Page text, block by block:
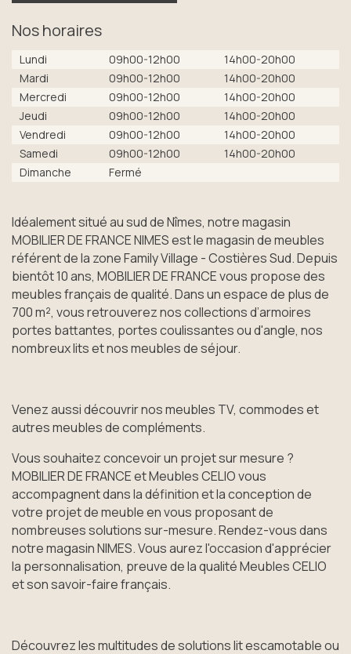
Nos horaires
Lundi 09h00-12h00
14h00-20h00
Mardi
09h00-12h00
14h00-20h00
Mercredi
09h00-12h00
14h00-20h00
Jeudi
09h00-12h00
14h00-20h00
Vendredi
09h00-12h00
14h00-20h00
Samedi
09h00-12h00
14h00-20h00
Dimanche
Fermé
Idéalement situé au sud de Nîmes, notre magasin
MOBILIER DE FRANCE NIMES est le magasin de meubles
référent de la zone Family Village - Costières Sud. Depuis
bientôt 10 ans, MOBILIER DE FRANCE vous propose des
meubles français de qualité. Dans un espace de plus de
700 m², vous retrouverez nos collections d’armoires
portes battantes, portes coulissantes ou d'angle, nos
nombreux lits et nos meubles de séjour.
Venez aussi découvrir nos meubles TV, commodes et
autres meubles de compléments.
Vous souhaitez concevoir un projet sur mesure ?
MOBILIER DE FRANCE et Meubles CELIO vous
accompagnent dans la définition et la conception de
votre projet de meuble en vous proposant de
nombreuses solutions sur-mesure. Rendez-vous dans
notre magasin NIMES. Vous aurez l'occasion d'apprécier
la personnalisation, preuve de la qualité Meubles CELIO
et son savoir-faire français.
Découvrez les multitudes de solutions lit escamotable ou